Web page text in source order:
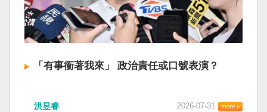
「有事衝著我來」 政治責任或口號表演？
洪昱睿 2026-07-31